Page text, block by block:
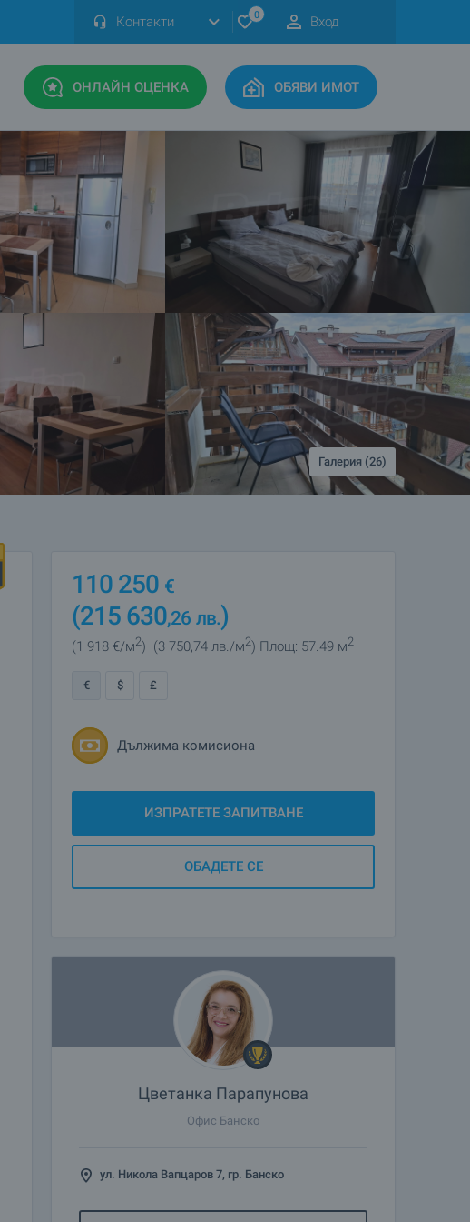
Контакти 0 Вход
ОНЛАЙН ОЦЕНКА ОБЯВИ ИМОТ
Галерия (26)
110 250 €
(215 630,26 лв.)
(1 918 €/м2) (3 750,74 лв./м2) Площ: 57.49 м2
€ $ £
Дължима комисиона
ИЗПРАТЕТЕ ЗАПИТВАНЕ
ОБАДЕТЕ СЕ
Цветанка Парапунова
Офис Банско
ул. Никола Вапцаров 7, гр. Банско